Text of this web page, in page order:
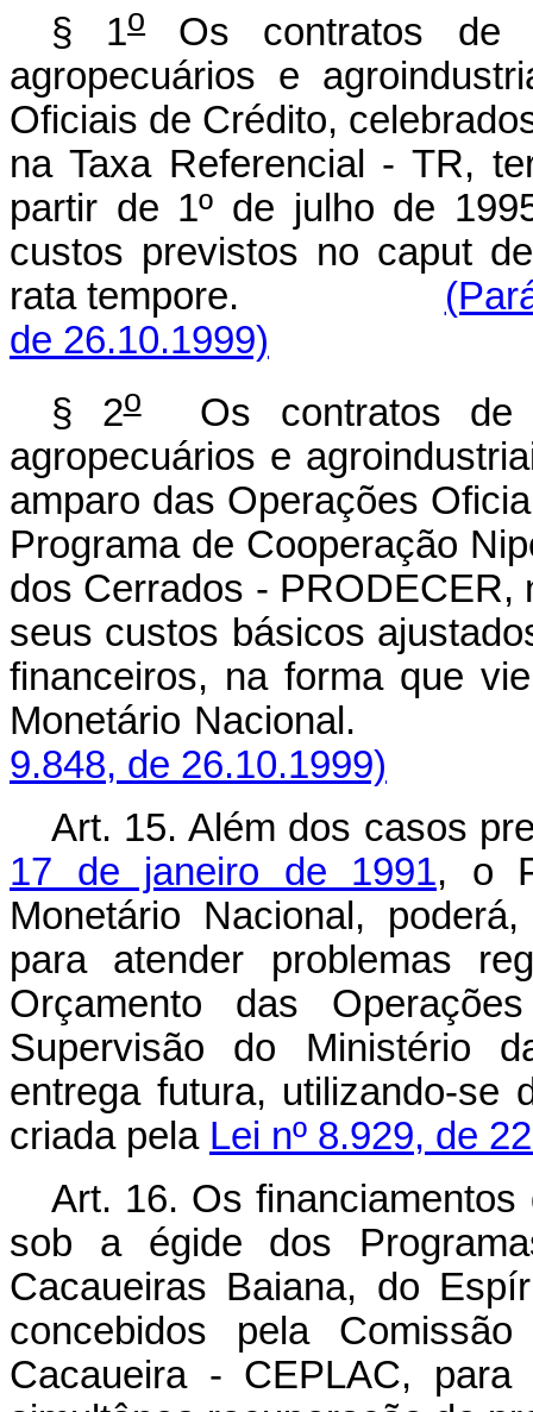
§ 1oOs contratos de
agropecuários e
Oficiais de Crédito,
na Taxa Referencial - TR,
partir de 1º de julho de
custos previstos no caput
rata tempore.
de 26.10.1999)
§ 2oOs contratos de
agropecuários e
amparo das Operações
Programa de Cooperação
dos Cerrados - PRODECER,
seus custos básicos
financeiros, na forma que
Monetário
9.848, de 26.10.1999)
Art. 15. Além dos casos
17 de janeiro de 1991, o
Monetário Nacional,
para atender problemas
Orçamento das
Supervisão do Ministério
entrega futura, utilizando-se
criada pela Lei nº 8.929, de
Art. 16. Os
sob a égide dos
Cacaueiras Baiana, do
concebidos pela
Cacaueira - CEPLAC, para